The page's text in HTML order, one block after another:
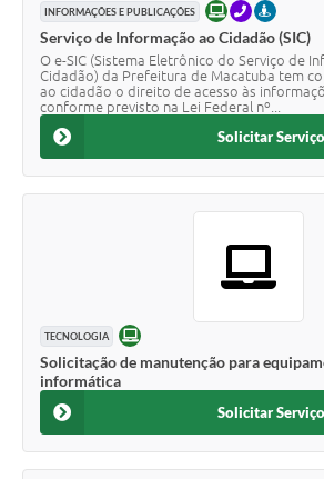
INFORMAÇÕES E PUBLICAÇÕES ONLINETELEFONE
Serviço de Informação ao Cidadão (SIC)
O e-SIC (Sistema Eletrônico do Serviço de
Cidadão) da Prefeitura de Macatuba tem
ao cidadão o direito de acesso às
conforme previsto na Lei Federal nº...
Solicitar Serviço
TECNOLOGIA ONLINE
Solicitação de manutenção para
informática
Solicitar Serviço